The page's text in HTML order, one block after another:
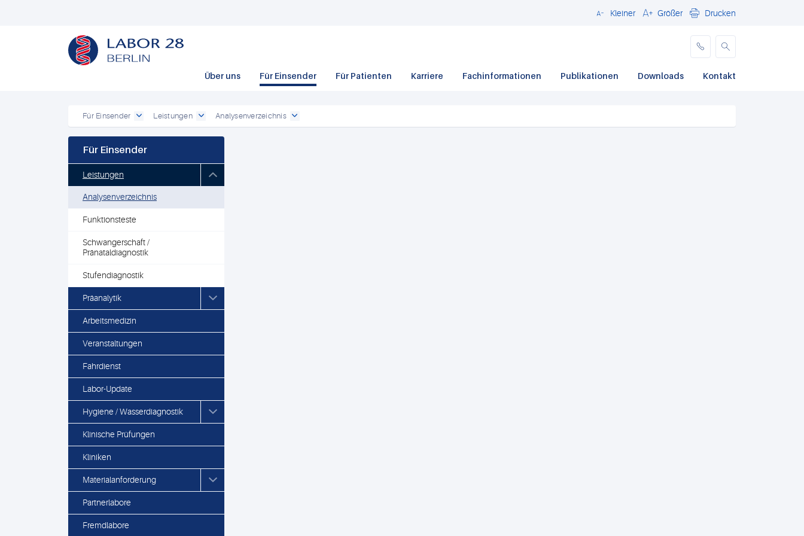
Schließen
Kleiner Größer Drucken
Über uns Für Einsender Für Patienten Karriere Fachinformationen Publikationen Downloads Kontakt
Für Einsender Leistungen Analysenverzeichnis
Für Einsender
Leistungen
Analysenverzeichnis
Funktionsteste
Schwangerschaft /
Pränataldiagnostik
Stufendiagnostik
Präanalytik
Arbeitsmedizin
Veranstaltungen
Fahrdienst
Labor-Update
Hygiene / Wasserdiagnostik
Klinische Prüfungen
Kliniken
Materialanforderung
Partnerlabore
Fremdlabore